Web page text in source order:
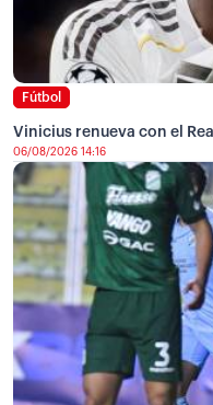
Fútbol
Vinicius renueva con el
06/08/2026 14:16